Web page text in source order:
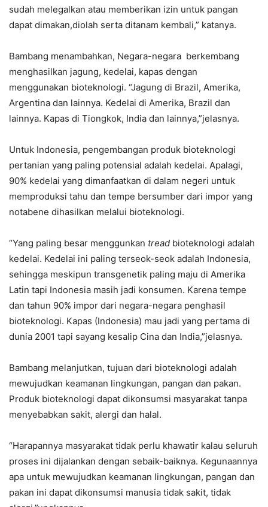
sudah melegalkan atau memberikan izin untuk pangan
dapat dimakan,diolah serta ditanam kembali,” katanya.
Bambang menambahkan, Negara-negara berkembang
menghasilkan jagung, kedelai, kapas dengan
menggunakan bioteknologi. “Jagung di Brazil, Amerika,
Argentina dan lainnya. Kedelai di Amerika, Brazil dan
lainnya. Kapas di Tiongkok, India dan lainnya,”jelasnya.
Untuk Indonesia, pengembangan produk bioteknologi
pertanian yang paling potensial adalah kedelai. Apalagi,
90% kedelai yang dimanfaatkan di dalam negeri untuk
memproduksi tahu dan tempe bersumber dari impor yang
notabene dihasilkan melalui bioteknologi.
“Yang paling besar menggunkan tread bioteknologi adalah
kedelai. Kedelai ini paling terseok-seok adalah Indonesia,
sehingga meskipun transgenetik paling maju di Amerika
Latin tapi Indonesia masih jadi konsumen. Karena tempe
dan tahun 90% impor dari negara-negara penghasil
bioteknologi. Kapas (Indonesia) mau jadi yang pertama di
dunia 2001 tapi sayang kesalip Cina dan India,”jelasnya.
Bambang melanjutkan, tujuan dari bioteknologi adalah
mewujudkan keamanan lingkungan, pangan dan pakan.
Produk bioteknologi dapat dikonsumsi masyarakat tanpa
menyebabkan sakit, alergi dan halal.
“Harapannya masyarakat tidak perlu khawatir kalau seluruh
proses ini dijalankan dengan sebaik-baiknya. Kegunaannya
apa untuk mewujudkan keamanan lingkungan, pangan dan
pakan ini dapat dikonsumsi manusia tidak sakit, tidak